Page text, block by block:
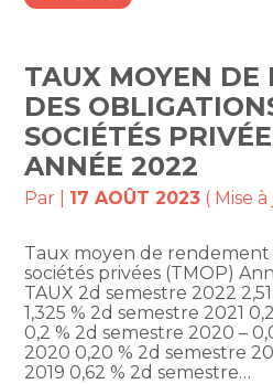
TAUX MOYEN DE
DES
SOCIÉTÉS
ANNÉE 2022
Par 17 AOÛT 2023 ( Mise
Taux moyen de rendement
sociétés privées (TMOP)
TAUX 2d semestre 2022
1,325 % 2d semestre 2021
0,2 % 2d semestre 2020 –
2020 0,20 % 2d semestre
2019 0,62 % 2d semestre…